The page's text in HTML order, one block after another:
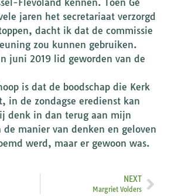
Flevoland kennen. Toen Gé
jaren het secretariaat verzorgd
dacht ik dat de commissie
zou kunnen gebruiken.
juni 2019 lid geworden van de
is dat de boodschap die Kerk
in de zondagse eredienst kan
denk in dan terug aan mijn
manier van denken en geloven
werd, maar er gewoon was.
NEXT
Margriet Volders